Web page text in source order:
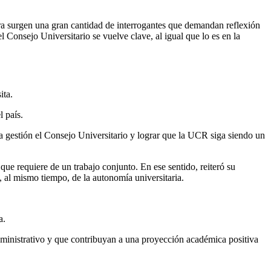
una gran cantidad de interrogantes que demandan reflexión
Consejo Universitario se vuelve clave, al igual que lo es en la
país.
el Consejo Universitario y lograr que la UCR siga siendo un
requiere de un trabajo conjunto. En ese sentido, reiteró su
mismo tiempo, de la autonomía universitaria.
y que contribuyan a una proyección académica positiva